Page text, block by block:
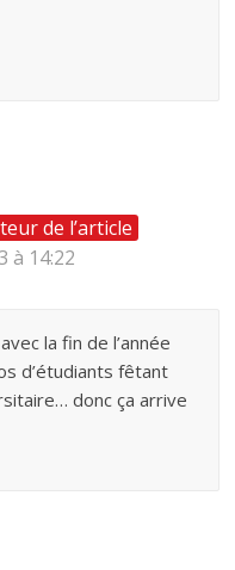
de l’article
à 14:22
la fin de l’année
d’étudiants fêtant
donc ça arrive